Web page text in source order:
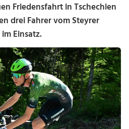
Friedensfahrt in Tschechien
drei Fahrer vom Steyrer
Einsatz.